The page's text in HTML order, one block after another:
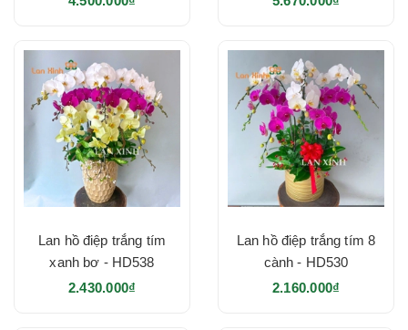
Lan hồ điệp trắng tím
xanh bơ - HD538
2.430.000₫
Lan hồ điệp trắng tím 8
cành - HD530
2.160.000₫